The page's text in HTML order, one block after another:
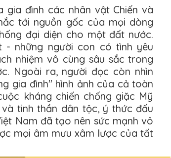
đình các nhân vật Chiến và
tới nguồn gốc của mọi dòng
đại diện cho một đất nước.
- những người con có tình yêu
nhiệm vô cùng sâu sắc trong
Ngoài ra, người đọc còn nhìn
gia đình" hình ảnh của cả toàn
kháng chiến chống giặc Mỹ
tinh thần dân tộc, ý thức đấu
Nam đã tạo nên sức mạnh vô
mọi âm mưu xâm lược của tất